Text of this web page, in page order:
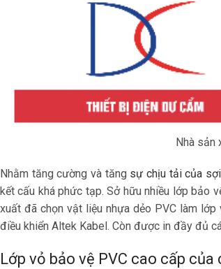
Nhà sản
Nhằm tăng cường và tăng sự chịu tải của
kết cấu khá phức tạp. Sở hữu nhiều lớp bảo
xuất đã chọn vật liệu nhựa dẻo PVC làm
điều khiển Altek Kabel. Còn được in đầy đủ
Lớp vỏ bảo vệ PVC cao cấp